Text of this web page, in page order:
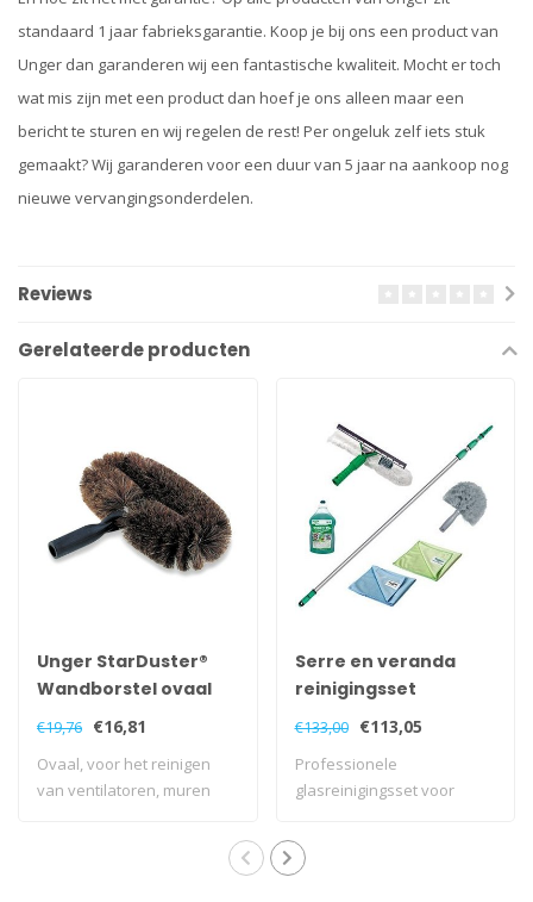
standaard 1 jaar fabrieksgarantie. Koop je bij ons een product van
Unger dan garanderen wij een fantastische kwaliteit. Mocht er toch
wat mis zijn met een product dan hoef je ons alleen maar een
bericht te sturen en wij regelen de rest! Per ongeluk zelf iets stuk
gemaakt? Wij garanderen voor een duur van 5 jaar na aankoop nog
nieuwe vervangingsonderdelen.
Reviews
Gerelateerde producten
Unger StarDuster®
Wandborstel ovaal
€19,76 €16,81
Ovaal, voor het reinigen
van ventilatoren, muren
Serre en veranda
reinigingsset
€133,00 €113,05
Professionele
glasreinigingsset voor